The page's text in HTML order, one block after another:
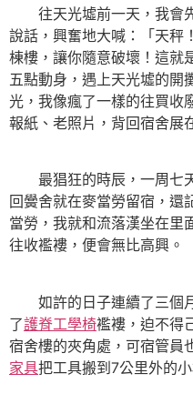
往天光墟前一天，我會
說話，興奮地大喊：「天秤
棟樓，讓你隨意破壞！這就
五點動身，遇上天光墟的開
光，我像瘋了一樣的往買收
報紙、老照片，背回宿舍展
最猖狂的時辰，一周七天
回黌舍就在麥當勞留宿，還
當勞，我就和流落漢坐在里
往收襤褸，便會無比高興。
如許的日子連續了三個
了護脊工學椅襤褸，迫不得
宿舍樓的夾角處，可宿管員
家具把工具搬到7公里外的小